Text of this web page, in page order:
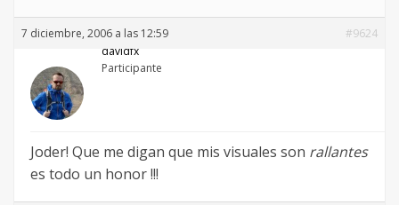
7 diciembre, 2006 a las 12:59
#9624
davidfx
Participante
Joder! Que me digan que mis visuales son rallantes
es todo un honor !!!